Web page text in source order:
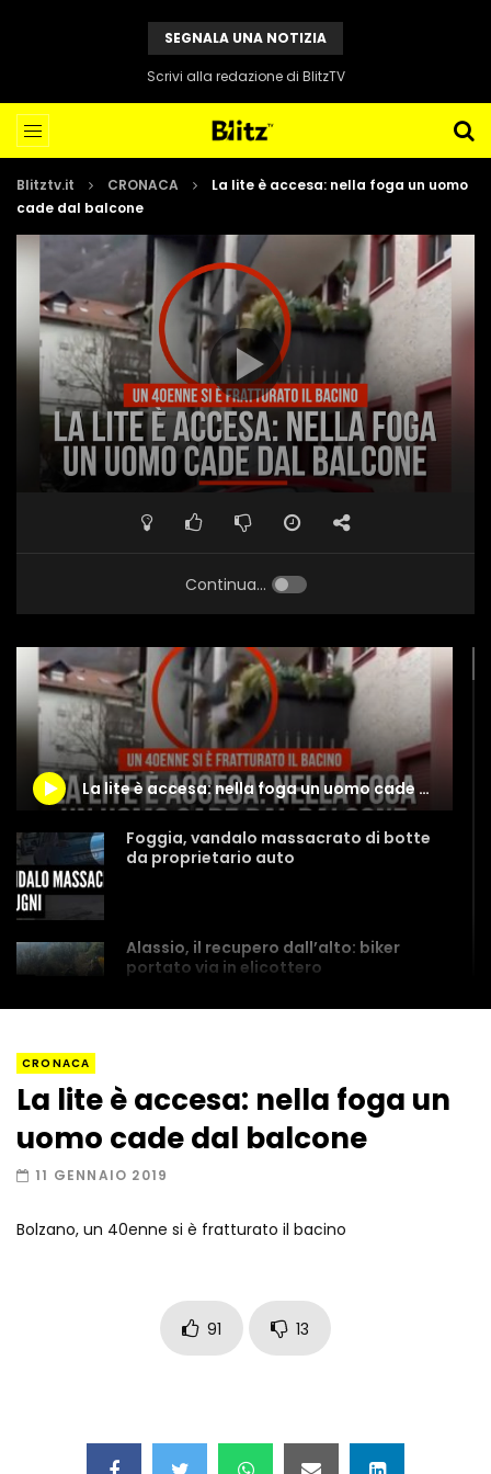
SEGNALA UNA NOTIZIA
Scrivi alla redazione di BlitzTV
Blitztv.it CRONACA
La lite è accesa: nella foga un uomo
cade dal balcone
Continua...
La lite è accesa: nella foga un uomo cade dal balcone
Foggia, vandalo massacrato di botte
da proprietario auto
Alassio, il recupero dall’alto: biker
portato via in elicottero
Un metro di neve in poche ore a Prato
Nevoso
ecco cosa c’è nelle nuove stazioni
CRONACA
La lite è accesa: nella foga un
uomo cade dal balcone
11 GENNAIO 2019
Bolzano, un 40enne si è fratturato il bacino
91 13